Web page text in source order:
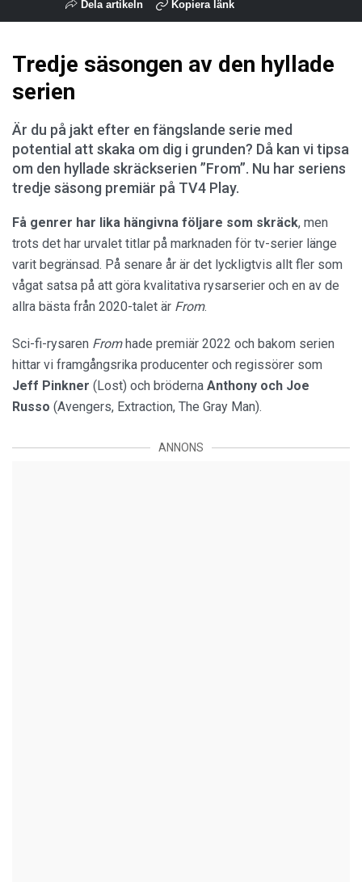
Dela artikeln Kopiera länk
Tredje säsongen av den hyllade
serien
Är du på jakt efter en fängslande serie med
potential att skaka om dig i grunden? Då kan vi tipsa
om den hyllade skräckserien ”From”. Nu har seriens
tredje säsong premiär på TV4 Play.
Få genrer har lika hängivna följare som skräck, men
trots det har urvalet titlar på marknaden för tv-serier länge
varit begränsad. På senare år är det lyckligtvis allt fler som
vågat satsa på att göra kvalitativa rysarserier och en av de
allra bästa från 2020-talet är From.
Sci-fi-rysaren From hade premiär 2022 och bakom serien
hittar vi framgångsrika producenter och regissörer som
Jeff Pinkner (Lost) och bröderna Anthony och Joe
Russo (Avengers, Extraction, The Gray Man).
ANNONS